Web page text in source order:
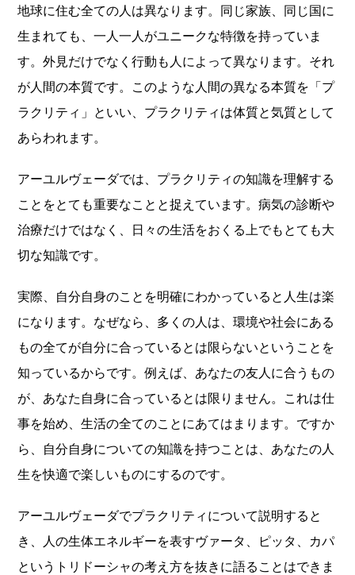
地球に住む全ての人は異なります。同じ家族、同じ国に
生まれても、一人一人がユニークな特徴を持っていま
す。外見だけでなく行動も人によって異なります。それ
が人間の本質です。このような人間の異なる本質を「プ
ラクリティ」といい、プラクリティは体質と気質として
あらわれます。
アーユルヴェーダでは、プラクリティの知識を理解する
ことをとても重要なことと捉えています。病気の診断や
治療だけではなく、日々の生活をおくる上でもとても大
切な知識です。
実際、自分自身のことを明確にわかっていると人生は楽
になります。なぜなら、多くの人は、環境や社会にある
もの全てが自分に合っているとは限らないということを
知っているからです。例えば、あなたの友人に合うもの
が、あなた自身に合っているとは限りません。これは仕
事を始め、生活の全てのことにあてはまります。ですか
ら、自分自身についての知識を持つことは、あなたの人
生を快適で楽しいものにするのです。
アーユルヴェーダでプラクリティについて説明すると
き、人の生体エネルギーを表すヴァータ、ピッタ、カパ
というトリドーシャの考え方を抜きに語ることはできま